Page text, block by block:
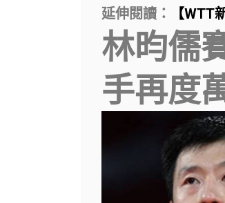
延伸閱讀：
【
林昀儒
手再度